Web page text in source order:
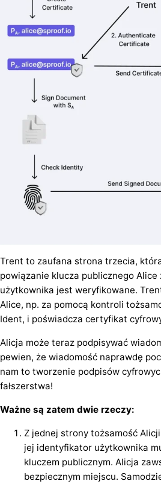
Trent to zaufana strona trzecia,
powiązanie klucza publicznego
użytkownika jest weryfikowane.
Alice, np. za pomocą kontroli
Ident, i poświadcza certyfikat
Alicja może teraz podpisywać
pewien, że wiadomość naprawdę
nam to tworzenie podpisów
fałszerstwa!
Ważne są zatem dwie rzeczy:
Z jednej strony tożsamość
jej identyfikator użytkownika
kluczem publicznym. Alicja
bezpiecznym miejscu.